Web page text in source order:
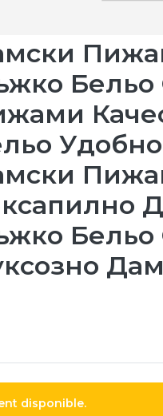
Бельо
disponible.